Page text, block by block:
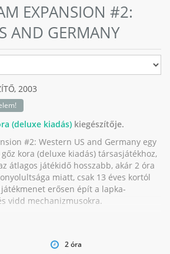
EXPANSION #2:
AND GERMANY
2003
(deluxe kiadás) kiegészítője.
#2: Western US and Germany egy
kora (deluxe kiadás) társasjátékhoz,
átlagos játékidő hosszabb, akár 2 óra
miatt, csak 13 éves kortól
erősen épít a lapka-
vidd mechanizmusokra.
2 óra